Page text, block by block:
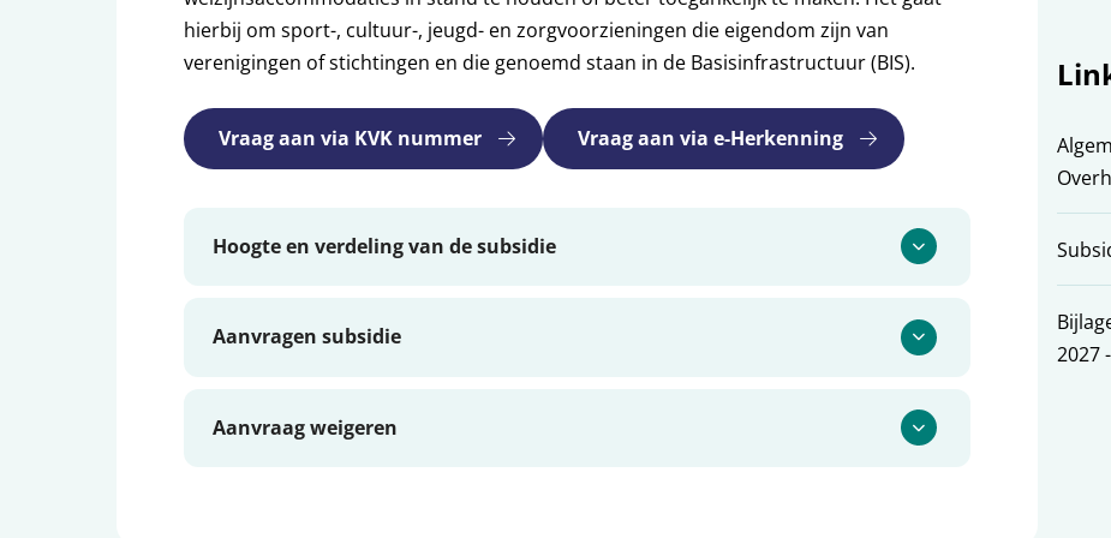
hierbij om sport-, cultuur-, jeugd- en zorgvoorzieningen die eigendom zijn van
verenigingen of stichtingen en die genoemd staan in de Basisinfrastructuur (BIS).
Vraag aan via KVK nummer Vraag aan via e-Herkenning
Hoogte en verdeling van de subsidie
Aanvragen subsidie
Aanvraag weigeren
2027